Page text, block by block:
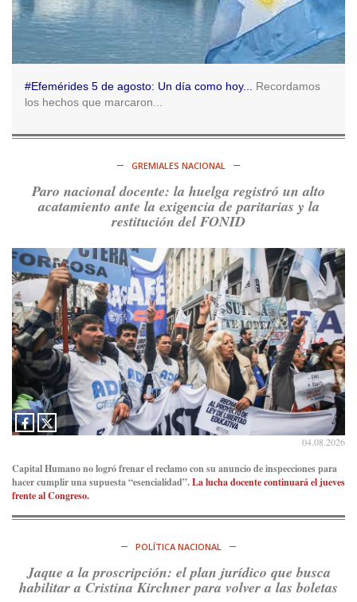
Consenso Patagónico
@consensopatagon
5d
RT @caortega64:https://t.co/q6PsJKqeuz
Consenso Patagónico
derechos y por su organización. Hoy lo vuelven a intentar.
Ver en X
@consensopatagon
5d
RT@caortega64: A #50AñosDelGolpe, la memoria es
presente y es futuro. https://t.co/uhRcKnCCc5
Ver en X
Consenso Patagónico
@consensopatagon
5d
La crisis en el estrecho de Ormuz: así golpea la guerra con
Irán al petróleohttps://t.co/IInL9uYZvh
https://t.co/ytaelKSfHm
Consenso Patagónico
Consenso Patagónico
#Efemérides 5 de agosto: Un día como hoy... Recordamos
los hechos que marcaron...
GREMIALES NACIONAL
Paro nacional docente: la huelga registró un alto
acatamiento ante la exigencia de paritarias y la
restitución del FONID
04.08.2026
Capital Humano no logró frenar el reclamo con su anuncio de inspecciones para
hacer cumplir una supuesta “esencialidad”.La lucha docente continuará el jueves
frente al Congreso.
POLÍTICA NACIONAL
Jaque a la proscripción: el plan jurídico que busca
habilitar a Cristina Kirchner para volver a las boletas